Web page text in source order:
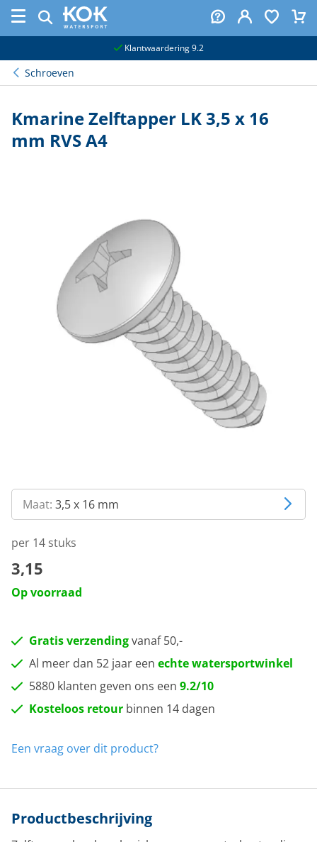
Klantwaardering 9.2
Schroeven
Kmarine Zelftapper LK 3,5 x 16
mm RVS A4
Maat: 3,5 x 16 mm
per 14 stuks
3,15
Op voorraad
Gratis verzendingvanaf 50,-
Al meer dan 52 jaar een echte watersportwinkel
5880 klanten geven ons een 9.2/10
Kosteloos retour binnen 14 dagen
Een vraag over dit product?
Productbeschrijving